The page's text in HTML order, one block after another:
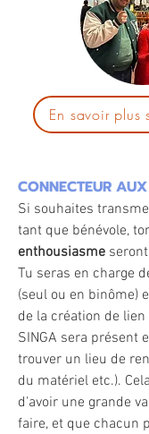
En savoir plus
CONNECTEUR
Si souhaites
tant que bénévole,
enthousiasme
Tu seras en charge
(seul ou en binôme)
de la création de
SINGA sera présent
trouver un lieu de
du matériel etc.).
d'avoir une grande
faire, et que chacun